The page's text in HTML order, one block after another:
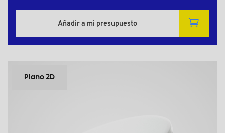
Añadir a mi presupuesto
Plano 2D